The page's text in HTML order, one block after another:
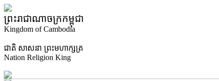
ព្រះរាជាណាចក្រកម្ពុជា
Kingdom of Cambodia
ជាតិ​ សាសនា ព្រះមហាក្សត្រ
Nation Religion King